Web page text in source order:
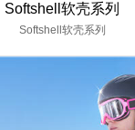
Softshell软壳系列
Softshell软壳系列